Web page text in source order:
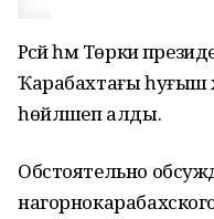
Рәсәй һәм Төркиә
Ҡарабахтағы
һөйләшеп алды.
Обстоятельно